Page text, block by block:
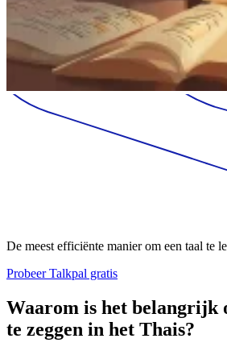
De meest efficiënte manier om een taal te
Probeer Talkpal gratis
Waarom is het belangrijk
te zeggen in het Thais?